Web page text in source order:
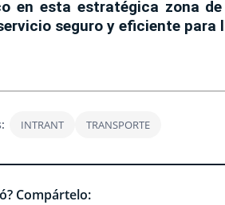
en esta estratégica zona
seguro y eficiente para
INTRANT TRANSPORTE
Compártelo: